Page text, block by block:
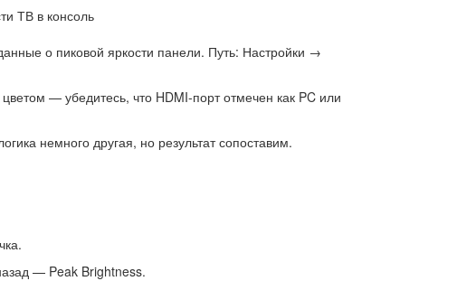
ТВ в консоль
о пиковой яркости панели. Путь: Настройки →
— убедитесь, что HDMI-порт отмечен как PC или
немного другая, но результат сопоставим.
— Peak Brightness.